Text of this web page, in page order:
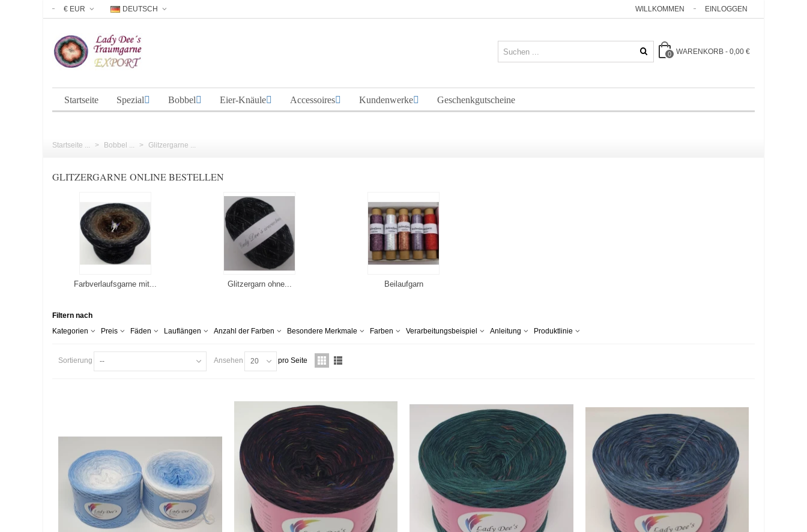
€ EUR DEUTSCH WILLKOMMEN EINLOGGEN
0 WARENKORB - 0,00 €
Startseite Spezial Bobbel Eier-Knäule Accessoires Kundenwerke Geschenkgutscheine
Startseite ... > Bobbel ... > Glitzergarne ...
GLITZERGARNE ONLINE BESTELLEN
Farbverlaufsgarne mit... Glitzergarn ohne... Beilaufgarn
Filtern nach
Kategorien
Preis Fäden Lauflängen Anzahl der Farben Besondere Merkmale Farben Verarbeitungsbeispiel Anleitung Produktlinie
Sortierung -- Ansehen 20 pro Seite